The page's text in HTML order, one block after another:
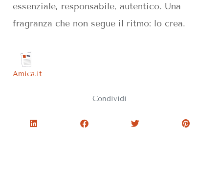
essenziale, responsabile, autentico. Una
fragranza che non segue il ritmo: lo crea.
Amica.it
Condividi